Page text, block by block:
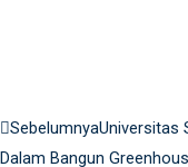
Prev
SebelumnyaUniversitas
Dalam Bangun